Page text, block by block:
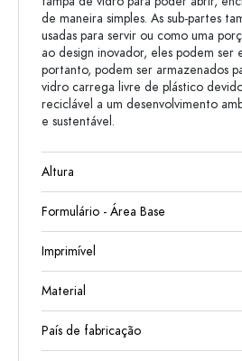
de maneira simples. As sub-partes
usadas para servir ou como uma
ao design inovador, eles podem ser
portanto, podem ser armazenados
vidro carrega livre de plástico
reciclável a um desenvolvimento
e sustentável.
Altura
Formulário - Área Base
Imprimível
Material
País de fabricação